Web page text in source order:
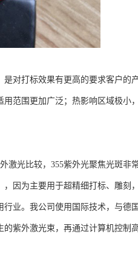
对打标效果有更高的要求客户的
范围更加广泛；热影响区域极小
光比较，355紫外光聚焦光斑非
因为主要用于超精细打标、雕刻
业。我公司使用国际技术，与德
紫外激光束，再通过计算机控制